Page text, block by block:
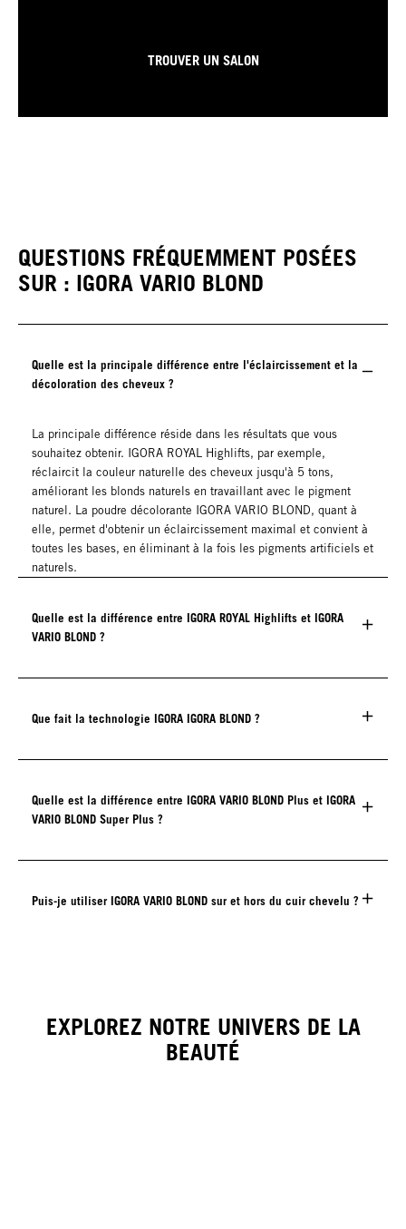
TROUVER UN SALON
QUESTIONS FRÉQUEMMENT POSÉES
SUR : IGORA VARIO BLOND
Quelle est la principale différence entre l'éclaircissement et la
décoloration des cheveux ?
La principale différence réside dans les résultats que vous
souhaitez obtenir. IGORA ROYAL Highlifts, par exemple,
réclaircit la couleur naturelle des cheveux jusqu'à 5 tons,
améliorant les blonds naturels en travaillant avec le pigment
naturel. La poudre décolorante IGORA VARIO BLOND, quant à
elle, permet d'obtenir un éclaircissement maximal et convient à
toutes les bases, en éliminant à la fois les pigments artificiels et
naturels.
Quelle est la différence entre IGORA ROYAL Highlifts et IGORA
VARIO BLOND ?
Que fait la technologie IGORA IGORA BLOND ?
Quelle est la différence entre IGORA VARIO BLOND Plus et IGORA
VARIO BLOND Super Plus ?
Puis-je utiliser IGORA VARIO BLOND sur et hors du cuir chevelu ?
EXPLOREZ NOTRE UNIVERS DE LA
BEAUTÉ